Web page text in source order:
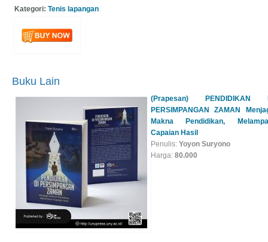
Kategori:Tenis lapangan
Buku Lain
Capaian Hasil
Penulis:Yoyon Suryono
Harga:
80.000